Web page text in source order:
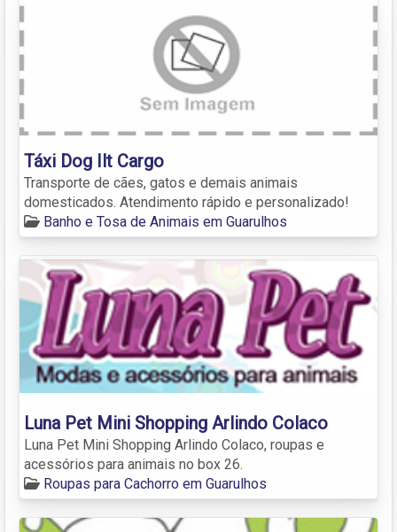
Táxi Dog Ilt Cargo
Transporte de cães, gatos e demais animais
domesticados. Atendimento rápido e personalizado!
Banho e Tosa de Animais em Guarulhos
Luna Pet Mini Shopping Arlindo Colaco
Luna Pet Mini Shopping Arlindo Colaco, roupas e
acessórios para animais no box 26.
Roupas para Cachorro em Guarulhos